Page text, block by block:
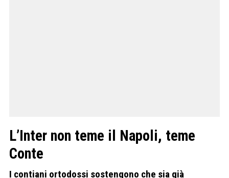
L’Inter non teme il Napoli, teme
Conte
I contiani ortodossi sostengono che sia già